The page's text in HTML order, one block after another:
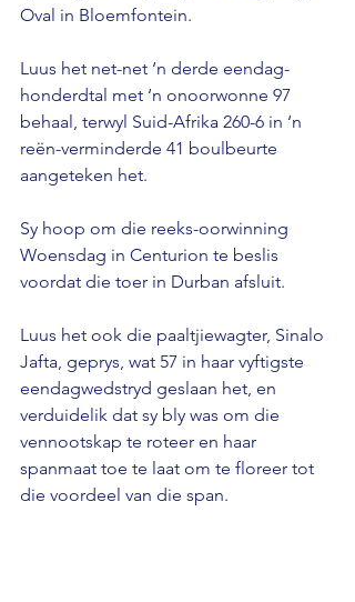
Oval in Bloemfontein.
Luus het net-net ‘n derde eendag-
honderdtal met ‘n onoorwonne 97
behaal, terwyl Suid-Afrika 260-6 in ‘n
reën-verminderde 41 boulbeurte
aangeteken het.
Sy hoop om die reeks-oorwinning
Woensdag in Centurion te beslis
voordat die toer in Durban afsluit.
Luus het ook die paaltjiewagter, Sinalo
Jafta, geprys, wat 57 in haar vyftigste
eendagwedstryd geslaan het, en
verduidelik dat sy bly was om die
vennootskap te roteer en haar
spanmaat toe te laat om te floreer tot
die voordeel van die span.